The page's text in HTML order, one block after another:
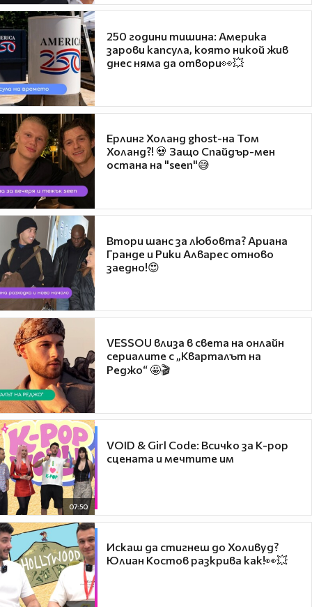
250 години тишина: Америка
зарови капсула, която никой жив
днес няма да отвори👀💥
Ерлинг Холанд ghost-на Том
Холанд?! 💀 Защо Спайдър-мен
остана на "seen"😅
Втори шанс за любовта? Ариана
Гранде и Рики Алварес отново
заедно!😍
VESSOU влиза в света на онлайн
сериалите с „Кварталът на
Реджо“ 🤩🎬
07:50
VOID & Girl Code: Всичко за K-pop
сцената и мечтите им
Искаш да стигнеш до Холивуд?
Юлиан Костов разкрива как!👀💥